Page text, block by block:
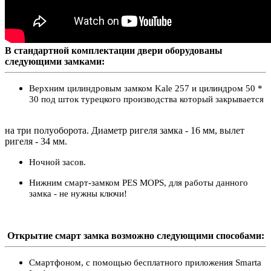
В стандартной комплектации двери оборудованы
следующими замками:
Верхним цилиндровым замком Kale 257 и цилиндром 50 *
30 под шток турецкого производства который закрывается
на три полуоборота. Диаметр ригеля замка - 16 мм, вылет
ригеля - 34 мм.
Ночной засов.
Нижним смарт-замком PES MOPS, для работы данного
замка - не нужны ключи!
Открытие смарт замка возможно следующими способами:
Смартфоном, с помощью бесплатного приложения Smarta